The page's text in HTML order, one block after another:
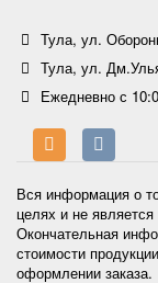
Тула, ул.
Тула, ул.
Ежедневно с
Вся информация о
целях и не
Окончательная
стоимости
оформлении заказа.